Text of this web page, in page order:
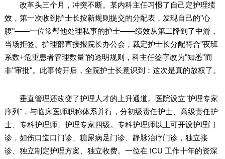
改革头三个月，冲突不断。某内科主任习惯了自己定护理绩
效，第一次收到护士长按新规则提交的分配表，发现自己的"心
腹"——一位常帮他处理私事的护士——绩效从第二降到了中游，
当场拒签。护理部直接报院长办公会，裁定护士长分配符合"夜班
系数+危重患者管理数量"的透明规则，科主任签字改为"知悉"而
非"审批"。此事传开后，全院护士长意识到：这次是真的放权了。
垂直管理还改变了护理人才的上升通道。医院设立"护理专家
序列"，与临床医师职称体系并行，分初级责任护士、高级责任护
士、专科护理师、护理专家四级。专科护理师以上可开设护理门
诊，如伤口造口门诊、糖尿病足门诊、静脉治疗门诊，独立接
诊、独立制定护理方案、独立收费。一位在 ICU 工作十年的资深